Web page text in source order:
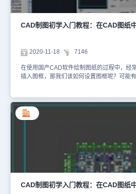
【表格库】命令打开表格库，用户在其中选
图纸 目录表格样板，所选的表格显示在左边
格库选择文件：进入标准文件对话框，选择
图形文件，按排除文件：选择要从图纸目录
除。生成目录：完成图纸目录命令，结束对
图纸目录。命令：请点取图纸目录插入位置<
给点插入图纸目录表格。 实际工程中，一个
几十张以上，生成的图纸目录会很长，为了
例目录 Sample 中有两个实例使用了图纸目
办公楼工程；有兴趣的用户请打开这两个实
命令以及相关的插入图框命令的使用。以上
图纸目录相关介绍，各位感兴趣的小伙伴可
己的CAD图纸目录，更多相关的CAD制图初
CAD教程专区查看。
CAD制图初学入门教程：在CAD图纸
2020-11-18 7146
在使用国产CAD软件绘制图纸的过程中，经
插入图框，那我们该如何设置图框呢？可能
的CAD制图初学入门教程吧！CAD软件中插
1、首先打开浩辰CAD建筑软件；2、然后找
击建筑设计→文件布图→插入图框(CRTK)；
“图纸空间”，绘图区立刻切换到图纸空间布
自动定为左下角，默认插入点为 0，0，提示
点(Z)]<返回>Z: 点取图框插入点即可在其他位
认插入点为 0，0，回车返回重新更改参数。
教程就是小编给大家整理的在国产CAD软件
中插入图框的具体操作步骤，各位小伙伴在
CAD制图初学入门教程：在CAD图纸